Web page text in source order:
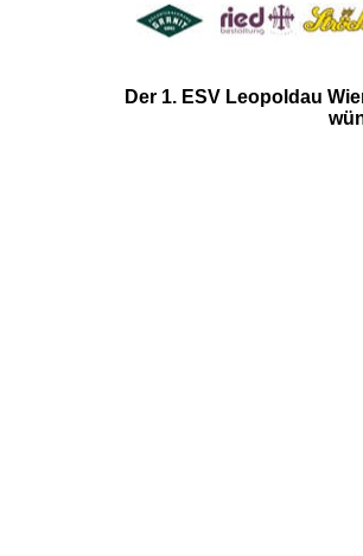
Der 1. ESV Leopoldau